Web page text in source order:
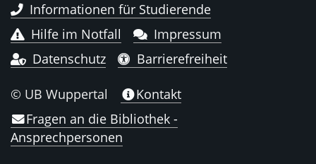
Informationen für Studierende
Hilfe im Notfall
Impressum
Datenschutz
Barrierefreiheit
© UB Wuppertal
Kontakt
Fragen an die Bibliothek -
Ansprechpersonen